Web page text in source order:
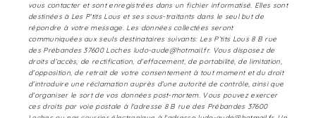
vous contacter et sont enregistrées dans un fichier informatisé. Elles sont
destinées à Les P’tits Lous et ses sous-traitants dans le seul but de
répondre à votre message. Les données collectées seront
communiquées aux seuls destinataires suivants: Les P’tits Lous 8 B rue
des Prébandes 37600 Loches ludo-aude@hotmail.fr. Vous disposez de
droits d’accès, de rectification, d’effacement, de portabilité, de limitation,
d’opposition, de retrait de votre consentement à tout moment et du droit
d’introduire une réclamation auprès d’une autorité de contrôle, ainsi que
d’organiser le sort de vos données post-mortem. Vous pouvez exercer
ces droits par voie postale à l'adresse 8 B rue des Prébandes 37600